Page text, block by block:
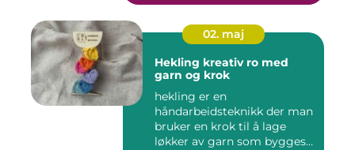
02. maj
Hekling kreativ ro med
garn og krok
hekling er en
håndarbeidsteknikk der man
bruker en krok til å lage
løkker av garn som bygges